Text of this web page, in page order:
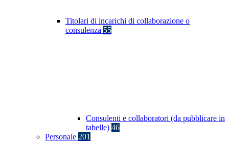
Titolari di incarichi di collaborazione o
consulenza 55
Consulenti e collaboratori (da pubblicare in
tabelle) 46
Personale 201